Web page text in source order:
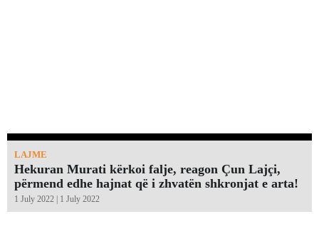
LAJME
Hekuran Murati kërkoi falje, reagon Çun Lajçi,
përmend edhe hajnat që i zhvatën shkronjat e arta!￼
1 July 2022 | 1 July 2022